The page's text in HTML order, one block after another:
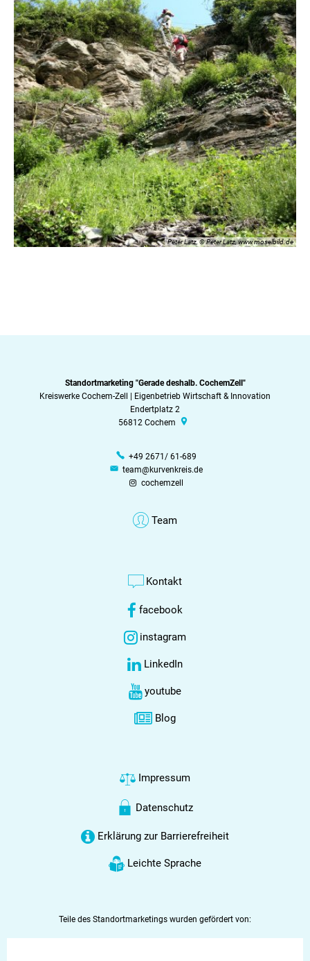
Peter Latz, © Peter Latz, www.moselbild.de
Standortmarketing "Gerade deshalb. CochemZell"
Kreiswerke Cochem-Zell | Eigenbetrieb Wirtschaft & Innovation
Endertplatz 2
56812 Cochem
+49 2671/ 61-689
team@kurvenkreis.de
cochemzell
Team
Kontakt
facebook
instagram
LinkedIn
youtube
Blog
Impressum
Datenschutz
Erklärung zur Barrierefreiheit
Leichte Sprache
Teile des Standortmarketings wurden gefördert von: